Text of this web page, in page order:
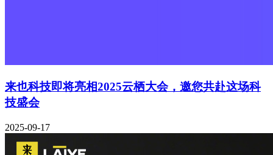
来也科技即将亮相2025云栖大会，邀您共赴这场科
技盛会
2025-09-17